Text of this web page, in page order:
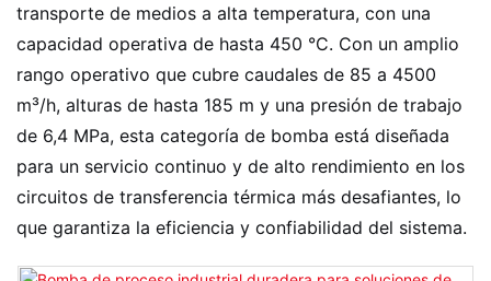
transporte de medios a alta temperatura, con una
capacidad operativa de hasta 450 °C. Con un amplio
rango operativo que cubre caudales de 85 a 4500
m³/h, alturas de hasta 185 m y una presión de trabajo
de 6,4 MPa, esta categoría de bomba está diseñada
para un servicio continuo y de alto rendimiento en los
circuitos de transferencia térmica más desafiantes, lo
que garantiza la eficiencia y confiabilidad del sistema.